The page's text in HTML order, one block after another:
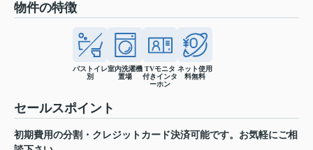
物件の特徴
バストイレ
別
室内洗濯機
置場
TVモニタ
付きインタ
ーホン
ネット使用
料無料
セールスポイント
初期費用の分割・クレジットカード決済可能です。お気軽にご相